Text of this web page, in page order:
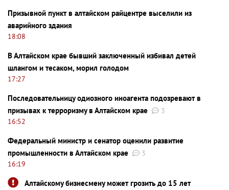
Призывной пункт в алтайском райцентре выселили из
аварийного здания
18:08
В Алтайском крае бывший заключенный избивал детей
шлангом и тесаком, морил голодом
17:27
Последовательницу одиозного иноагента подозревают в
призывах к терроризму в Алтайском крае
3
16:52
Федеральный министр и сенатор оценили развитие
промышленности в Алтайском крае
3
16:19
Алтайскому бизнесмену может грозить до 15 лет